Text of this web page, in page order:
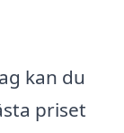
kan du
priset